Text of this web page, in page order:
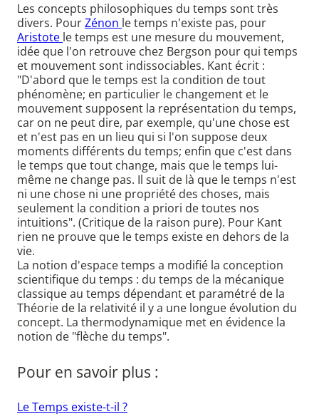
Les concepts philosophiques du temps sont très
divers. PourZénon le temps n'existe pas, pour
Aristote le temps est une mesure du mouvement,
idée que l'on retrouve chez Bergson pour qui temps
et mouvement sont indissociables. Kant écrit :
"D'abord que le temps est la condition de tout
phénomène; en particulier le changement et le
mouvement supposent la représentation du temps,
car on ne peut dire, par exemple, qu'une chose est
et n'est pas en un lieu qui si l'on suppose deux
moments différents du temps; enfin que c'est dans
le temps que tout change, mais que le temps lui-
même ne change pas. Il suit de là que le temps n'est
ni une chose ni une propriété des choses, mais
seulement la condition a priori de toutes nos
intuitions". (Critique de la raison pure). Pour Kant
rien ne prouve que le temps existe en dehors de la
vie.
La notion d'espace temps a modifié la conception
scientifique du temps : du temps de la mécanique
classique au temps dépendant et paramétré de la
Théorie de la relativité il y a une longue évolution du
concept. La thermodynamique met en évidence la
notion de "flèche du temps".
Pour en savoir plus :
Le Temps existe-t-il ?